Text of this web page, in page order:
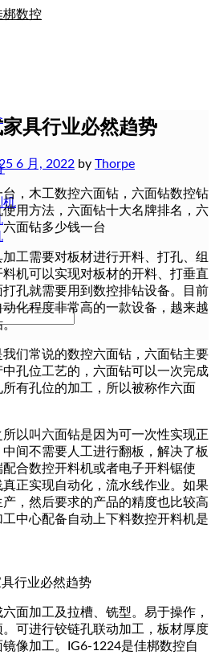
机
具行业必然趋势
6 月, 2022 by Thorpe
，木工数控六面钻，六面钻数控钻
用方法，六面钻十大名牌排名，六
面钻多少钱一台
工需要对板材进行开料、打孔、组
机可以实现对板材的开料、打垂直
孔就需要用到数控排钻设备。目前
化程度非常高的一款设备，越来越
。
们常说的数控六面钻，六面钻主要
孔位工艺的，六面钻可以一次完成
有孔位的加工，所以被称作六面
以叫六面钻是因为可一次性实现正
间不需要人工进行翻板，解决了板
合数控开料机或者电子开料锯使
正实现自动化，流水线作业。如果
，然后要求的产品的精度也比较高
中心配备自动上下料数控开料机是
行业必然趋势
面加工及拉槽、铣型。易于操作，
可进行铰链孔联动加工，板材厚度
像加工。IG6-1224是佳梆数控自